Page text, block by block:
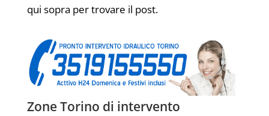
qui sopra per trovare il post.
Zone Torino di intervento